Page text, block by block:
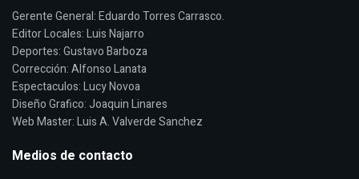
Gerente General: Eduardo Torres Carrasco.
Editor Locales: Luis Najarro
Deportes: Gustavo Barboza
Corrección: Alfonso Lanata
Espectaculos: Lucy Novoa
Diseño Grafico: Joaquin Linares
Web Master: Luis A. Valverde Sanchez
Medios de contacto